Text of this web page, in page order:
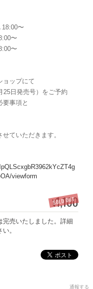
〜
〜
〜
ョップにて
25日発売号）をご予約
事項と
ていただきます。
viewform
¥1,100
SOLD OUT
完売いたしました。詳細
。
通報する